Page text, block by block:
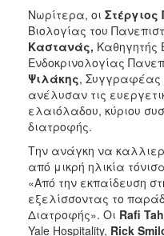
Νωρίτερα, οι Στέργιος
Βιολογίας του
Καστανάς, Καθηγητής
Ενδοκρινολογίας
Ψιλάκης, Συγγραφέας
ανέλυσαν τις
ελαιόλαδου, κύριου
διατροφής.
Την ανάγκη να
από μικρή ηλικία
«Από την εκπαίδευση
εξελίσσοντας το
Διατροφής». Οι Rafi
Yale Hospitality, Rick